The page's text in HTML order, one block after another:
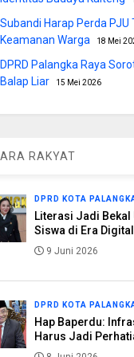
Subandi Harap Perda PJU
Keamanan Warga
18 Mei
DPRD Palangka Raya
Balap Liar
15 Mei 2026
RAKYAT
DPRD KOTA
Literasi Jadi Bekal
Siswa di Era Digital
9 Juni 2026
DPRD KOTA
Hap Baperdu:
Harus Jadi